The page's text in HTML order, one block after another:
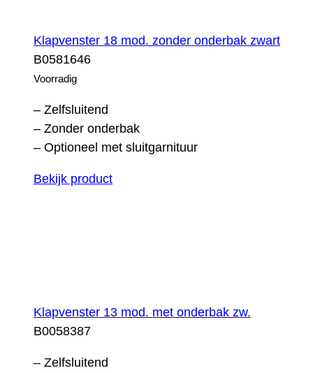
Klapvenster 18 mod. zonder onderbak zwart
B0581646
Voorradig
– Zelfsluitend
– Zonder onderbak
– Optioneel met sluitgarnituur
Bekijk product
Klapvenster 13 mod. met onderbak zw.
B0058387
– Zelfsluitend